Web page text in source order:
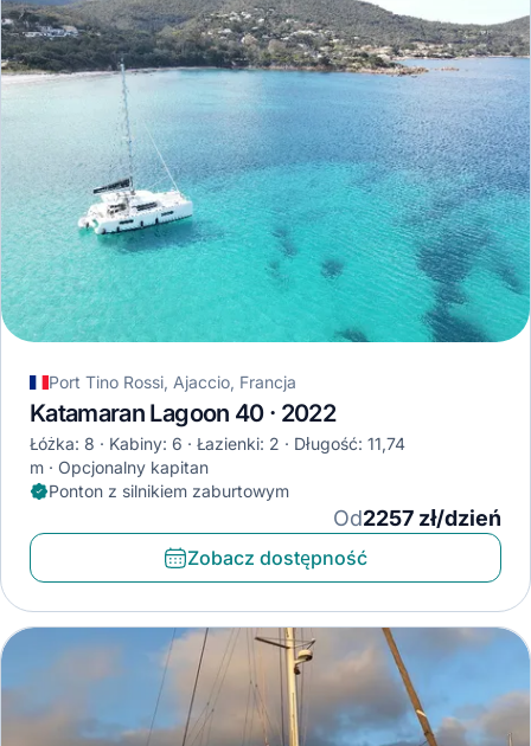
Port Tino Rossi, Ajaccio, Francja
Katamaran Lagoon 40 · 2022
Łóżka: 8 Kabiny: 6 Łazienki: 2
Długość: 11,74
m
Opcjonalny kapitan
Ponton z silnikiem zaburtowym
Od2257 zł/dzień
Zobacz dostępność